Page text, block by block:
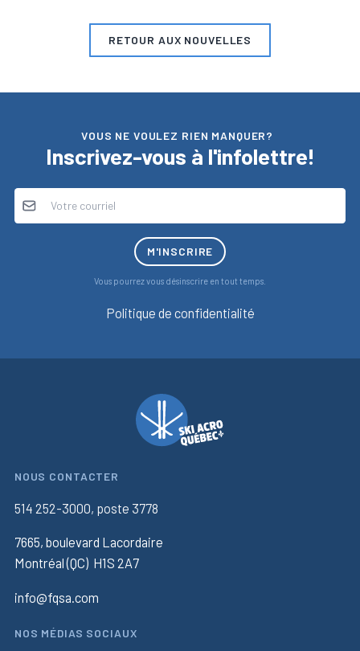
RETOUR AUX NOUVELLES
VOUS NE VOULEZ RIEN MANQUER?
Inscrivez-vous à l'infolettre!
M'INSCRIRE
Vous pourrez vous désinscrire en tout temps.
Politique de confidentialité
NOUS CONTACTER
514 252-3000, poste 3778
7665, boulevard Lacordaire
Montréal (QC) H1S 2A7
info@fqsa.com
NOS MÉDIAS SOCIAUX